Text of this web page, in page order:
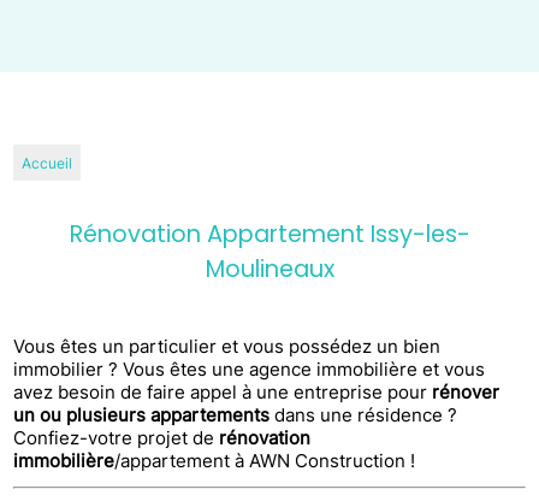
Accueil
Rénovation Appartement Issy-les-
Moulineaux
Vous êtes un particulier et vous possédez un bien
immobilier ? Vous êtes une agence immobilière et vous
avez besoin de faire appel à une entreprise pour rénover
un ou plusieurs appartements dans une résidence ?
Confiez-votre projet de rénovation
immobilière/appartement à AWN Construction !